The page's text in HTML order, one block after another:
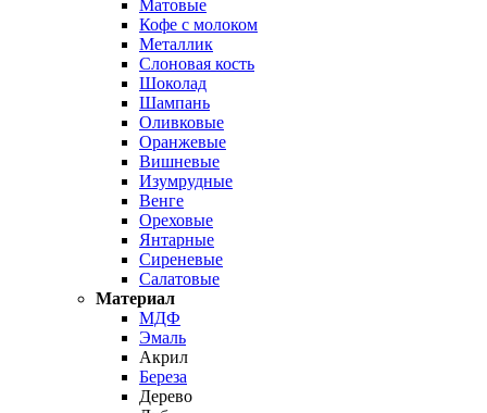
Матовые
Кофе с молоком
Металлик
Слоновая кость
Шоколад
Шампань
Оливковые
Оранжевые
Вишневые
Изумрудные
Венге
Ореховые
Янтарные
Сиреневые
Салатовые
Материал
МДФ
Эмаль
Акрил
Береза
Дерево